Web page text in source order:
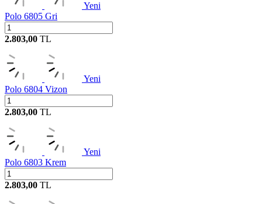
Yeni
Polo 6805 Gri
2.803,00 TL
Yeni
Polo 6804 Vizon
2.803,00 TL
Yeni
Polo 6803 Krem
2.803,00 TL